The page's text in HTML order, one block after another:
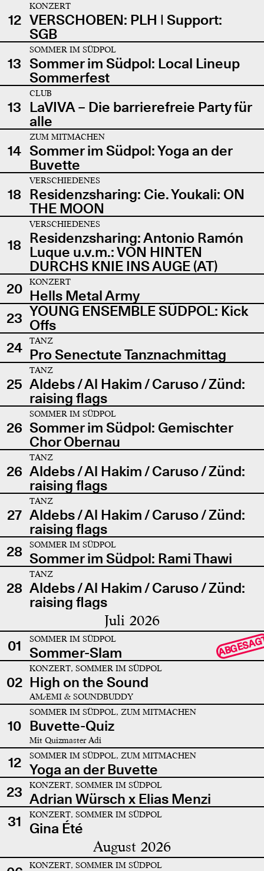
12
KONZERT
VERSCHOBEN: PLH | Support:
SGB
13
SOMMER IM SÜDPOL
Sommer im Südpol: Local Lineup
Sommerfest
13
CLUB
LaVIVA – Die barrierefreie Party für
alle
14
ZUM MITMACHEN
Sommer im Südpol: Yoga an der
Buvette
18
VERSCHIEDENES
Residenzsharing: Cie. Youkali: ON
THE MOON
18
VERSCHIEDENES
Residenzsharing: Antonio Ramón
Luque u.v.m.: VON HINTEN
DURCHS KNIE INS AUGE (AT)
20
KONZERT
Hells Metal Army
23 YOUNG ENSEMBLE SÜDPOL: Kick
Offs
24
TANZ
Pro Senectute Tanznachmittag
25
TANZ
Aldebs / Al Hakim / Caruso / Zünd:
raising flags
26
SOMMER IM SÜDPOL
Sommer im Südpol: Gemischter
Chor Obernau
26
TANZ
Aldebs / Al Hakim / Caruso / Zünd:
raising flags
27
TANZ
Aldebs / Al Hakim / Caruso / Zünd:
raising flags
28
SOMMER IM SÜDPOL
Sommer im Südpol: Rami Thawi
28
TANZ
Aldebs / Al Hakim / Caruso / Zünd:
raising flags
Juli 2026
01 SOMMER IM SÜDPOL
Sommer-Slam
02
KONZERT, SOMMER IM SÜDPOL
High on the Sound
AMÆMI & SOUNDBUDDY
10
SOMMER IM SÜDPOL, ZUM MITMACHEN
Buvette-Quiz
Mit Quizmaster Adi
12 SOMMER IM SÜDPOL, ZUM MITMACHEN
Yoga an der Buvette
23
KONZERT, SOMMER IM SÜDPOL
Adrian Würsch x Elias Menzi
31
KONZERT, SOMMER IM SÜDPOL
Gina Été
August 2026
KONZERT, SOMMER IM SÜDPOL